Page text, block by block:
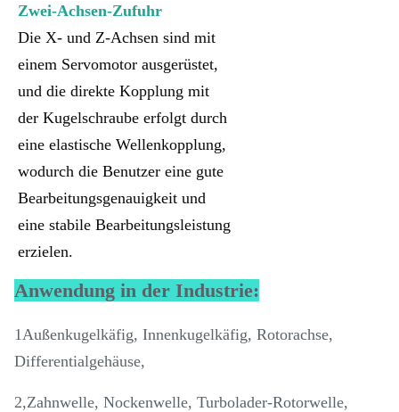
Zwei-Achsen-Zufuhr
Die X- und Z-Achsen sind mit
einem Servomotor ausgerüstet,
und die direkte Kopplung mit
der Kugelschraube erfolgt durch
eine elastische Wellenkopplung,
wodurch die Benutzer eine gute
Bearbeitungsgenauigkeit und
eine stabile Bearbeitungsleistung
erzielen.
Anwendung in der Industrie:
1Außenkugelkäfig, Innenkugelkäfig, Rotorachse,
Differentialgehäuse,
2,Zahnwelle, Nockenwelle, Turbolader-Rotorwelle,